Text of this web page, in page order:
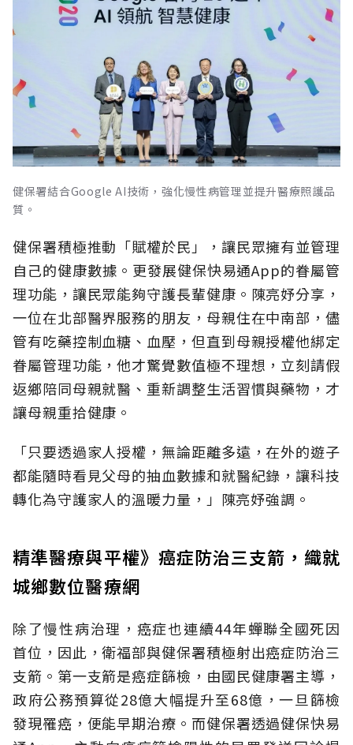
健保署結合Google AI技術，強化慢性病管理並提升醫療照護品
質。
健保署積極推動「賦權於民」，讓民眾擁有並管理
自己的健康數據。更發展健保快易通App的眷屬管
理功能，讓民眾能夠守護長輩健康。陳亮妤分享，
一位在北部醫界服務的朋友，母親住在中南部，儘
管有吃藥控制血糖、血壓，但直到母親授權他綁定
眷屬管理功能，他才驚覺數值極不理想，立刻請假
返鄉陪同母親就醫、重新調整生活習慣與藥物，才
讓母親重拾健康。
「只要透過家人授權，無論距離多遠，在外的遊子
都能隨時看見父母的抽血數據和就醫紀錄，讓科技
轉化為守護家人的溫暖力量，」陳亮妤強調。
精準醫療與平權》癌症防治三支箭，織就
城鄉數位醫療網
除了慢性病治理，癌症也連續44年蟬聯全國死因
首位，因此，衛福部與健保署積極射出癌症防治三
支箭。第一支箭是癌症篩檢，由國民健康署主導，
政府公務預算從28億大幅提升至68億，一旦篩檢
發現罹癌，便能早期治療。而健保署透過健保快易